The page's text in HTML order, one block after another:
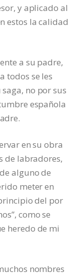
y aplicado al
estos la calidad
a su padre,
todos se les
no por sus
española
en su obra
de labradores,
alguno de
meter en
del por
como se
heredo de mi
nombres